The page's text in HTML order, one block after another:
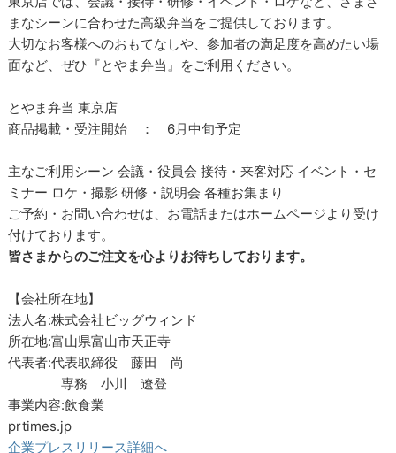
まなシーンに合わせた高級弁当をご提供しております。
大切なお客様へのおもてなしや、参加者の満足度を高めたい場
面など、ぜひ『とやま弁当』をご利用ください。
とやま弁当 東京店
商品掲載・受注開始 ： 6月中旬予定
主なご利用シーン 会議・役員会 接待・来客対応 イベント・セ
ミナー ロケ・撮影 研修・説明会 各種お集まり
ご予約・お問い合わせは、お電話またはホームページより受け
付けております。
皆さまからのご注文を心よりお待ちしております。
【会社所在地】
法人名:株式会社ビッグウィンド
所在地:富山県富山市天正寺
代表者:代表取締役 藤田 尚
専務 小川 遼登
事業内容:飲食業
prtimes.jp
企業プレスリリース詳細へ